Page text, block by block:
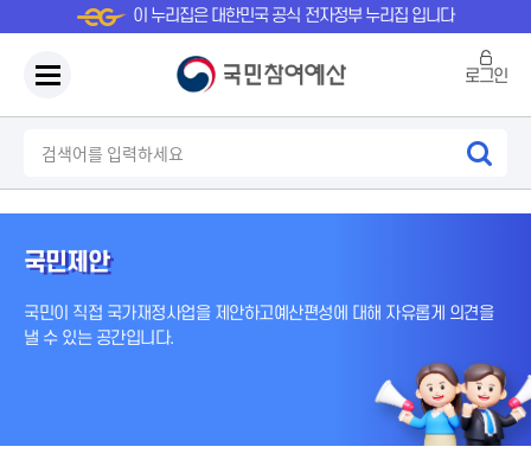
이 누리집은 대한민국 공식 전자정부 누리집 입니다
로그인
국민제안
국민이 직접 국가재정사업을 제안하고예산편성에 대해 자유롭게 의견을
낼 수 있는 공간입니다.